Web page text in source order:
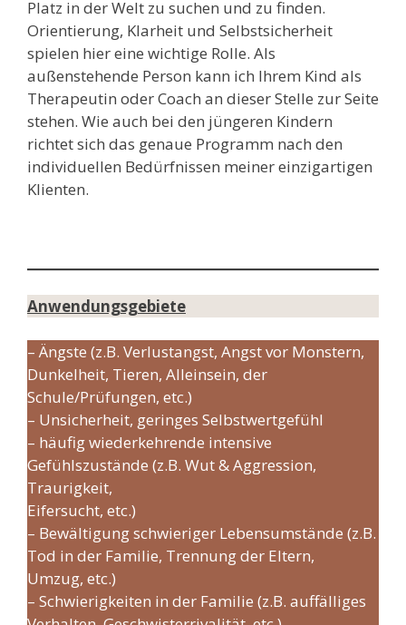
Platz in der Welt zu suchen und zu finden.
Orientierung, Klarheit und Selbstsicherheit
spielen hier eine wichtige Rolle. Als
außenstehende Person kann ich Ihrem Kind als
Therapeutin oder Coach an dieser Stelle zur Seite
stehen. Wie auch bei den jüngeren Kindern
richtet sich das genaue Programm nach den
individuellen Bedürfnissen meiner einzigartigen
Klienten.
Anwendungsgebiete
– Ängste (z.B. Verlustangst, Angst vor Monstern,
Dunkelheit, Tieren, Alleinsein, der
Schule/Prüfungen, etc.)
– Unsicherheit, geringes Selbstwertgefühl
– häufig wiederkehrende intensive
Gefühlszustände (z.B. Wut & Aggression,
Traurigkeit,
Eifersucht, etc.)
– Bewältigung schwieriger Lebensumstände (z.B.
Tod in der Familie, Trennung der Eltern,
Umzug, etc.)
– Schwierigkeiten in der Familie (z.B. auffälliges